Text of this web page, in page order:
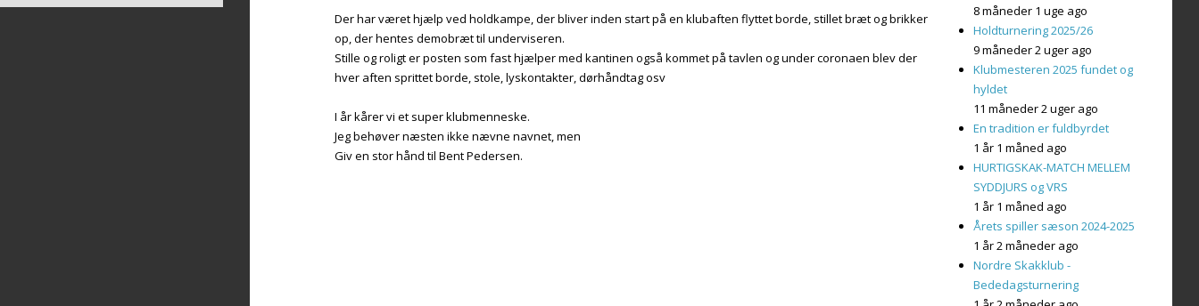
Der har været hjælp ved holdkampe, der bliver inden start på en klubaften flyttet borde, stillet bræt og brikker
op, der hentes demobræt til underviseren.
Stille og roligt er posten som fast hjælper med kantinen også kommet på tavlen og under coronaen blev der
hver aften sprittet borde, stole, lyskontakter, dørhåndtag osv
I år kårer vi et super klubmenneske.
Jeg behøver næsten ikke nævne navnet, men
Giv en stor hånd til Bent Pedersen.
8 måneder 1 uge ago
Holdturnering 2025/26
9 måneder 2 uger ago
Klubmesteren 2025 fundet og
hyldet
11 måneder 2 uger ago
En tradition er fuldbyrdet
1 år 1 måned ago
HURTIGSKAK-MATCH MELLEM
SYDDJURS og VRS
1 år 1 måned ago
Årets spiller sæson 2024-2025
1 år 2 måneder ago
Nordre Skakklub -
Bededagsturnering